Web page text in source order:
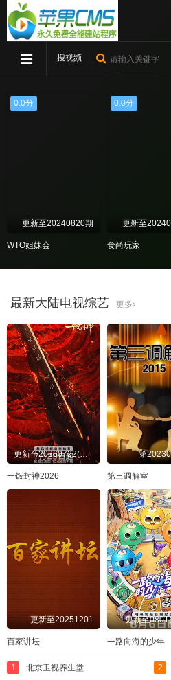
搜视频
0.0分
更新至20240820期
WTO姐妹会
0.0分
更新至
食尚玩家
最新大陆电视综艺 更多
更新至20260722(先导片)
一饭封神2026
第
第三调解室
更新至20251201
百家讲坛
更新至0801
一路向海的少年
1 北京卫视养生堂 2